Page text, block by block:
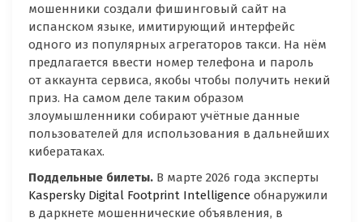
мошенники создали фишинговый сайт на
испанском языке, имитирующий интерфейс
одного из популярных агрегаторов такси. На нём
предлагается ввести номер телефона и пароль
от аккаунта сервиса, якобы чтобы получить некий
приз. На самом деле таким образом
злоумышленники собирают учётные данные
пользователей для использования в дальнейших
кибератаках.
Поддельные билеты. В марте 2026 года эксперты
Kaspersky Digital Footprint Intelligence обнаружили
в даркнете мошеннические объявления, в